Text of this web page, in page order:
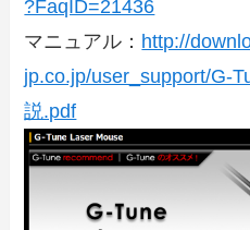
?FaqID=21436
マニュアル： http://
jp.co.jp/user_support/G-
説.pdf